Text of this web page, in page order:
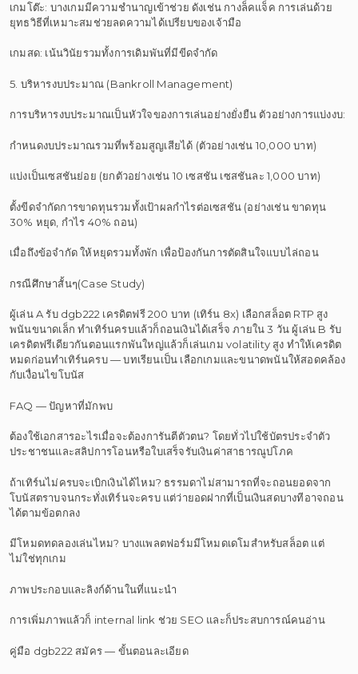
เกมโต๊ะ: บางเกมมีความชำนาญเข้าช่วย ดังเช่น กางล็คแจ็ค การเล่นด้วย
ยุทธวิธีที่เหมาะสมช่วยลดความได้เปรียบของเจ้ามือ
เกมสด: เน้นวินัยรวมทั้งการเดิมพันที่มีขีดจำกัด
5. บริหารงบประมาณ (Bankroll Management)
การบริหารงบประมาณเป็นหัวใจของการเล่นอย่างยั่งยืน ตัวอย่างการแบ่งงบ:
กำหนดงบประมาณรวมที่พร้อมสูญเสียได้ (ตัวอย่างเช่น 10,000 บาท)
แบ่งเป็นเซสชันย่อย (ยกตัวอย่างเช่น 10 เซสชัน เซสชันละ 1,000 บาท)
ตั้งขีดจำกัดการขาดทุนรวมทั้งเป้าผลกำไรต่อเซสชัน (อย่างเช่น ขาดทุน
30% หยุด, กำไร 40% ถอน)
เมื่อถึงข้อจำกัด ให้หยุดรวมทั้งพัก เพื่อป้องกันการตัดสินใจแบบไล่ถอน
กรณีศึกษาสั้นๆ(Case Study)
ผู้เล่น A รับ dgb222 เครดิตฟรี 200 บาท (เทิร์น 8x) เลือกสล็อต RTP สูง
พนันขนาดเล็ก ทำเทิร์นครบแล้วก็ถอนเงินได้เสร็จ ภายใน 3 วัน ผู้เล่น B รับ
เครดิตฟรีเดียวกันตอนแรกพันใหญ่แล้วก็เล่นเกม volatility สูง ทำให้เครดิต
หมดก่อนทำเทิร์นครบ — บทเรียนเป็น เลือกเกมและขนาดพนันให้สอดคล้อง
กับเงื่อนไขโบนัส
FAQ — ปัญหาที่มักพบ
ต้องใช้เอกสารอะไรเมื่อจะต้องการันตีตัวตน? โดยทั่วไปใช้บัตรประจำตัว
ประชาชนและสลิปการโอนหรือใบเสร็จรับเงินค่าสาธารณูปโภค
ถ้าเทิร์นไม่ครบจะเบิกเงินได้ไหม? ธรรมดาไม่สามารถที่จะถอนยอดจาก
โบนัสตราบจนกระทั่งเทิร์นจะครบ แต่ว่ายอดฝากที่เป็นเงินสดบางทีอาจถอน
ได้ตามข้อตกลง
มีโหมดทดลองเล่นไหม? บางแพลตฟอร์มมีโหมดเดโมสำหรับสล็อต แต่
ไม่ใช่ทุกเกม
ภาพประกอบและลิงก์ด้านในที่แนะนำ
การเพิ่มภาพแล้วก็ internal link ช่วย SEO และก็ประสบการณ์คนอ่าน
คู่มือ dgb222 สมัคร — ขั้นตอนละเอียด